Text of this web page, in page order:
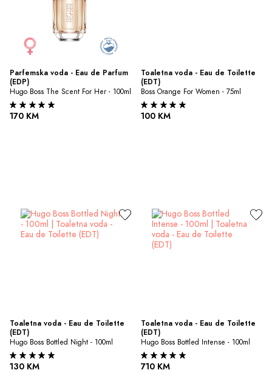
Parfemska voda - Eau de Parfum
(EDP)
Hugo Boss The Scent For Her - 100ml
170 KM
Toaletna voda - Eau de Toilette
(EDT)
Boss Orange For Women - 75ml
100 KM
Toaletna voda - Eau de Toilette
(EDT)
Hugo Boss Bottled Night - 100ml
130 KM
Toaletna voda - Eau de Toilette
(EDT)
Hugo Boss Bottled Intense - 100ml
710 KM